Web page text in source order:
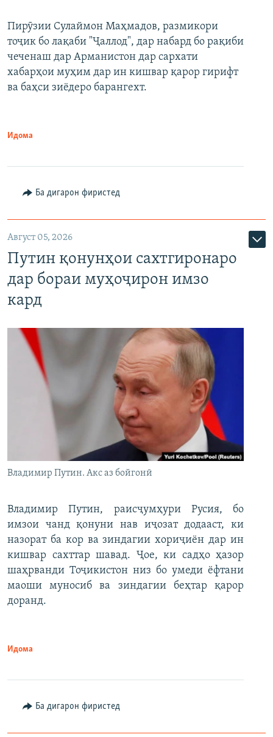
Auto 240p 360p 480p
720p 1080p
360p
480p
Пирӯзии Сулаймон Маҳмадов, размикори
тоҷик бо лақаби "Ҷаллод", дар набард бо рақиби
чеченаш дар Арманистон дар сархати
хабарҳои муҳим дар ин кишвар қарор гирифт
ва баҳси зиёдеро барангехт.
Идома
Ба дигарон фиристед
Август 05, 2026
Путин қонунҳои сахтгиронаро
дар бораи муҳоҷирон имзо
кард
Владимир Путин. Акс аз бойгонӣ
Владимир Путин, раисҷумҳури Русия, бо
имзои чанд қонуни нав иҷозат додааст, ки
назорат ба кор ва зиндагии хориҷиён дар ин
кишвар сахттар шавад. Ҷое, ки садҳо ҳазор
шаҳрванди Тоҷикистон низ бо умеди ёфтани
маоши муносиб ва зиндагии беҳтар қарор
доранд.
Идома
Ба дигарон фиристед